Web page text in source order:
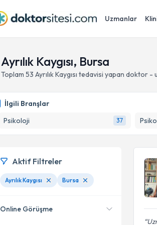
Uzmanlar
Ayrılık Kaygısı, Bursa
Toplam 53 Ayrılık Kaygısı tedavisi yapan doktor -
İlgili Branşlar
Psikoloji
37
Aktif Filtreler
Ayrılık Kaygısı Bursa
Online Görüşme